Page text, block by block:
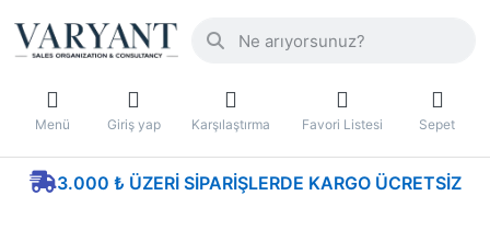
Menü Giriş yap Karşılaştırma Favori Listesi Sepet
3.000 ₺ ÜZERI SIPARIŞLERDE KARGO ÜCRETSIZ